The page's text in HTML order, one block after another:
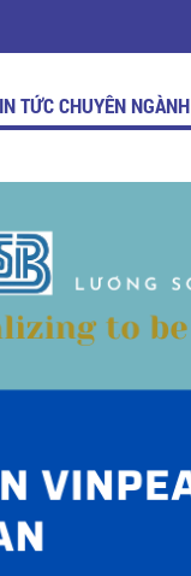
TỨC CHUYÊN NGÀNH